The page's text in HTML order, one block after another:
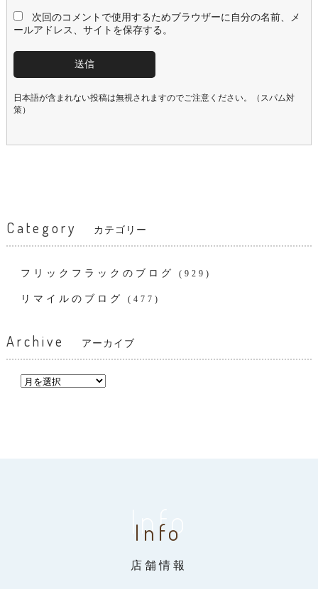
次回のコメントで使用するためブラウザーに自分の名前、メ
ールアドレス、サイトを保存する。
日本語が含まれない投稿は無視されますのでご注意ください。（スパム対
策）
Category カテゴリー
フリックフラックのブログ (929)
リマイルのブログ (477)
Archive アーカイブ
Info
Info
店舗情報